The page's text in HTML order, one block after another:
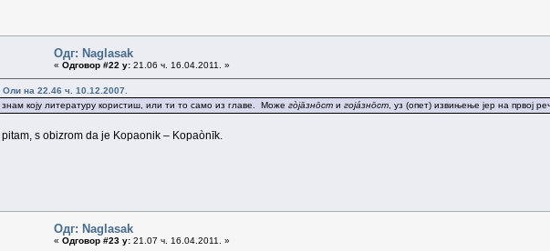
Одг: Naglasak
« Одговор #22 у: 21.06 ч. 16.04.2011. »
на 22.46 ч. 10.12.2007.
коју литературу користиш, или ти то само из главе. Може гòјāзнōст и гојáзнōст , уз (опет) извињење јер на првој
s obizrom da je Kopaonik – Kopaònīk.
Одг: Naglasak
« Одговор #23 у: 21.07 ч. 16.04.2011. »